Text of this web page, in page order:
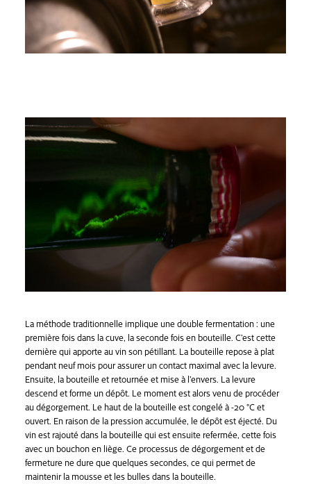
La méthode traditionnelle implique une double fermentation : une
première fois dans la cuve, la seconde fois en bouteille. C’est cette
dernière qui apporte au vin son pétillant. La bouteille repose à plat
pendant neuf mois pour assurer un contact maximal avec la levure.
Ensuite, la bouteille et retournée et mise à l’envers. La levure
descend et forme un dépôt. Le moment est alors venu de procéder
au dégorgement. Le haut de la bouteille est congelé à -20 °C et
ouvert. En raison de la pression accumulée, le dépôt est éjecté. Du
vin est rajouté dans la bouteille qui est ensuite refermée, cette fois
avec un bouchon en liège. Ce processus de dégorgement et de
fermeture ne dure que quelques secondes, ce qui permet de
maintenir la mousse et les bulles dans la bouteille.